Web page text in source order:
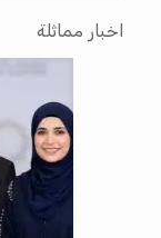
اخبار مماثلة